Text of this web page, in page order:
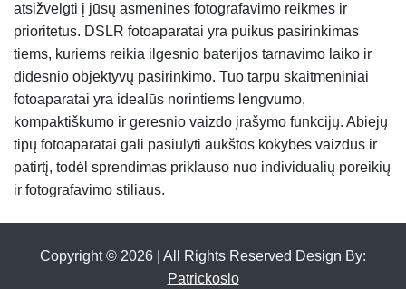
atsižvelgti į jūsų asmenines fotografavimo reikmes ir
prioritetus. DSLR fotoaparatai yra puikus pasirinkimas
tiems, kuriems reikia ilgesnio baterijos tarnavimo laiko ir
didesnio objektyvų pasirinkimo. Tuo tarpu skaitmeniniai
fotoaparatai yra idealūs norintiems lengvumo,
kompaktiškumo ir geresnio vaizdo įrašymo funkcijų. Abiejų
tipų fotoaparatai gali pasiūlyti aukštos kokybės vaizdus ir
patirtį, todėl sprendimas priklauso nuo individualių poreikių
ir fotografavimo stiliaus.
Copyright © 2026 | All Rights Reserved Design By:
Patrickoslo